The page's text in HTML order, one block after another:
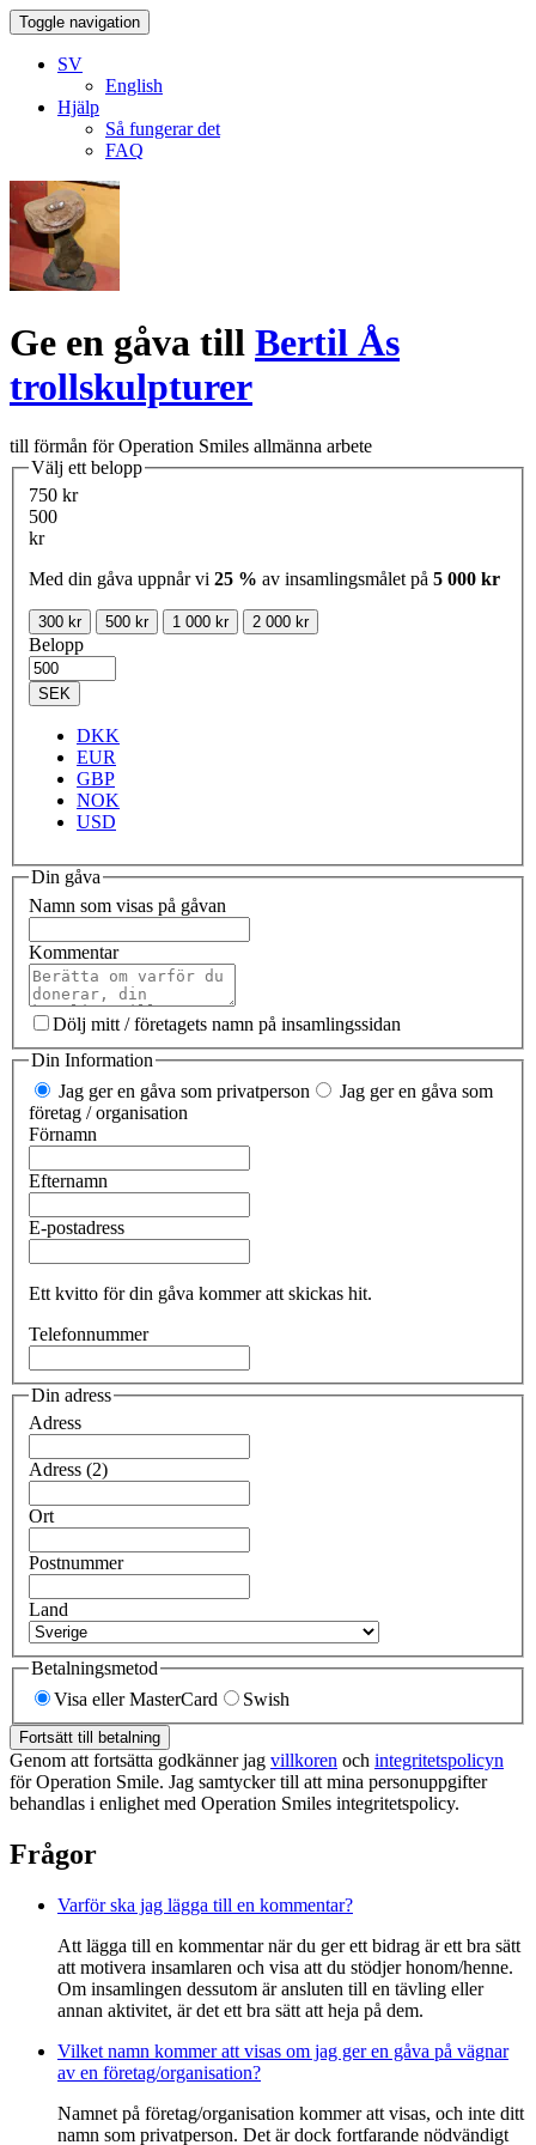
Toggle navigation
SV
English
Hjälp
Så fungerar det
FAQ
Ge en gåva till Bertil Ås
trollskulpturer
till förmån för Operation Smiles allmänna arbete
Välj ett belopp
750 kr
500
kr
Med din gåva uppnår vi 25 % av insamlingsmålet på 5 000 kr
300 kr 500 kr 1 000 kr 2 000 kr
Belopp
SEK
DKK
EUR
GBP
NOK
USD
Din gåva
Namn som visas på gåvan
Kommentar
Dölj mitt / företagets namn på insamlingssidan
Din Information
Jag ger en gåva som privatperson
Jag ger en gåva som
företag / organisation
Förnamn
Efternamn
E-postadress
Ett kvitto för din gåva kommer att skickas hit.
Telefonnummer
Din adress
Adress
Adress (2)
Ort
Postnummer
Land
Betalningsmetod
Visa eller MasterCard
Swish
Fortsätt till betalning
Genom att fortsätta godkänner jag villkoren och integritetspolicyn
för Operation Smile. Jag samtycker till att mina personuppgifter
behandlas i enlighet med Operation Smiles integritetspolicy.
Frågor
Varför ska jag lägga till en kommentar?
Att lägga till en kommentar när du ger ett bidrag är ett bra sätt
att motivera insamlaren och visa att du stödjer honom/henne.
Om insamlingen dessutom är ansluten till en tävling eller
annan aktivitet, är det ett bra sätt att heja på dem.
Vilket namn kommer att visas om jag ger en gåva på vägnar
av en företag/organisation?
Namnet på företag/organisation kommer att visas, och inte ditt
namn som privatperson. Det är dock fortfarande nödvändigt